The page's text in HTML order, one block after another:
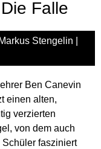
Falle
Markus Stengelin
Ben Canevin
einen alten,
verzierten
von dem auch
Schüler fasziniert